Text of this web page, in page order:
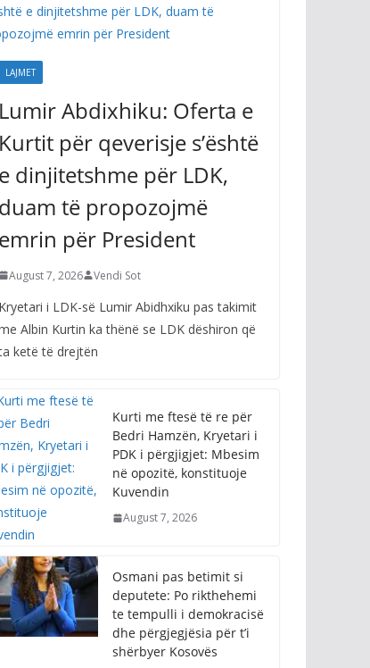
LAJMET
Lumir Abdixhiku: Oferta e
Kurtit për qeverisje s’është
e dinjitetshme për LDK,
duam të propozojmë
emrin për President
August 7, 2026 Vendi Sot
Kryetari i LDK-së Lumir Abidhxiku pas takimit
Albin Kurtin ka thënë se LDK dëshiron që
ketë të drejtën
Kurti me ftesë të re për
Bedri Hamzën, Kryetari i
PDK i përgjigjet: Mbesim
në opozitë, konstituoje
Kuvendin
August 7, 2026
Osmani pas betimit si
deputete: Po rikthehemi
te tempulli i demokracisë
dhe përgjegjësia për t’i
shërbyer Kosovës